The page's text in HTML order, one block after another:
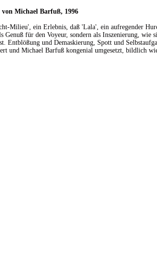
Michael Barfuß, 1996
Milieu', ein Erlebnis, daß 'Lala', ein aufregender
Genuß für den Voyeur, sondern als Inszenierung, wie
Entblößung und Demaskierung, Spott und
und Michael Barfuß kongenial umgesetzt, bildlich